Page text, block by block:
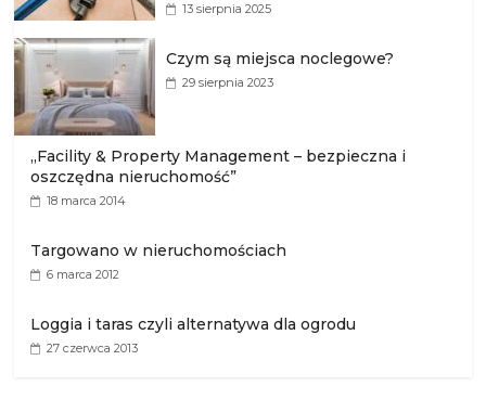
13 sierpnia 2025
Czym są miejsca noclegowe?
29 sierpnia 2023
„Facility & Property Management – bezpieczna i
oszczędna nieruchomość”
18 marca 2014
Targowano w nieruchomościach
6 marca 2012
Loggia i taras czyli alternatywa dla ogrodu
27 czerwca 2013